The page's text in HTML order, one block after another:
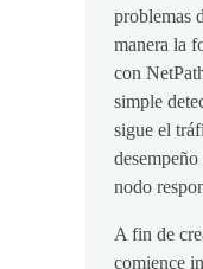
problemas
manera la
con
simple
sigue el
nodo
A fin de
comience